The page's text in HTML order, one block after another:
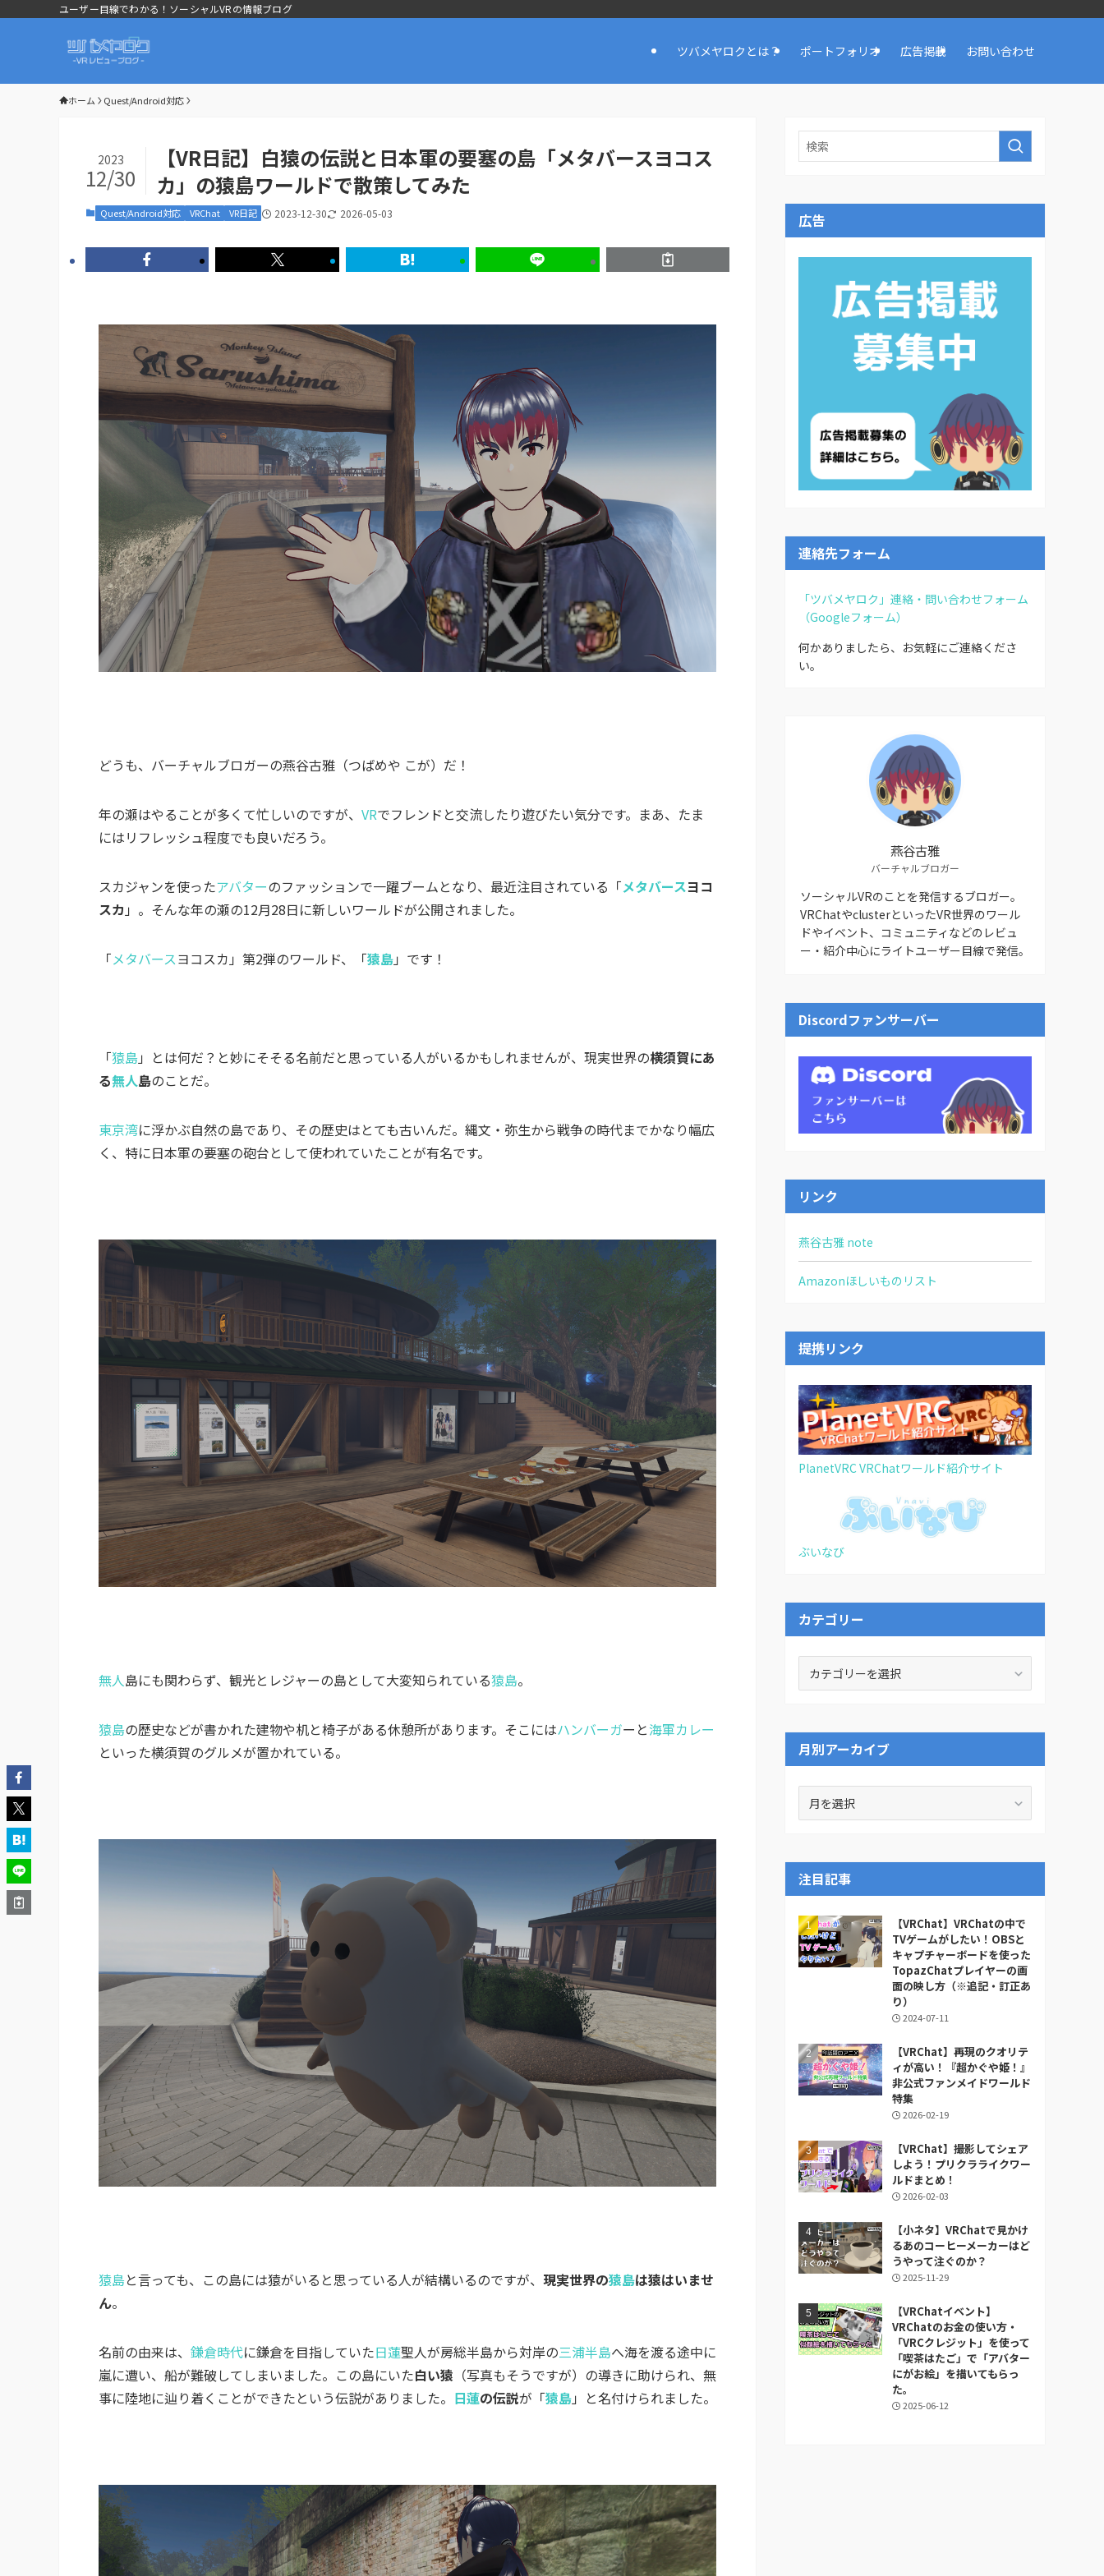
ユーザー目線でわかる！ソーシャルVRの情報ブログ
ツバメヤロクとは？ ポートフォリオ 広告掲載 お問い合わせ
ホーム Quest/Android対応
【VR日記】白猿の伝説と日本軍の要塞の島「メタバースヨコス
カ」の猿島ワールドで散策してみた
2023
12/30
Quest/Android対応 VRChat VR日記 2023-12-30 2026-05-03
どうも、バーチャルブロガーの燕谷古雅（つばめや こが）だ！
年の瀬はやることが多くて忙しいのですが、 VRでフレンドと交流したり遊びたい気分です。まあ、たま
にはリフレッシュ程度でも良いだろう。
スカジャンを使ったアバターのファッションで一躍ブームとなり、最近注目されている「メタバースヨコ
スカ 」。そんな年の瀬の12月28日に新しいワールドが公開されました。
「メタバースヨコスカ」第2弾のワールド、「猿島」です！
「猿島」とは何だ？と妙にそそる名前だと思っている人がいるかもしれませんが、現実世界の横須賀にあ
る無人島のことだ。
東京湾に浮かぶ自然の島であり、その歴史はとても古いんだ。縄文・弥生から戦争の時代までかなり幅広
く、特に日本軍の要塞の砲台として使われていたことが有名です。
無人島にも関わらず、観光とレジャーの島として大変知られている猿島。
猿島の歴史などが書かれた建物や机と椅子がある休憩所があります。そこにはハンバーガーと海軍カレー
といった横須賀のグルメが置かれている。
猿島と言っても、この島には猿がいると思っている人が結構いるのですが、 現実世界の猿島は猿はいませ
ん。
名前の由来は、 鎌倉時代に鎌倉を目指していた日蓮聖人が房総半島から対岸の三浦半島へ海を渡る途中に
嵐に遭い、船が難破してしまいました。この島にいた白い猿 （写真もそうですが）の導きに助けられ、無
事に陸地に辿り着くことができたという伝説がありました。 日蓮の伝説が「猿島」と名付けられました。
広告
連絡先フォーム
「ツバメヤロク」連絡・問い合わせフォーム
（Googleフォーム）
何かありましたら、お気軽にご連絡くださ
い。
燕谷古雅
バーチャルブロガー
ソーシャルVRのことを発信するブロガー。
VRChatやclusterといったVR世界のワール
ドやイベント、コミュニティなどのレビュ
ー・紹介中心にライトユーザー目線で発信。
Discordファンサーバー
リンク
燕谷古雅 note
Amazonほしいものリスト
提携リンク
PlanetVRC VRChatワールド紹介サイト
ぶいなび
カテゴリー
ー
月別アーカイブ
カ
イ
注目記事
【VRChat】VRChatの中で
TVゲームがしたい！OBSと
キャプチャーボードを使った
TopazChatプレイヤーの画
面の映し方（※追記・訂正あ
り）
2024-07-11
【VRChat】再現のクオリテ
ィが高い！『超かぐや姫！』
非公式ファンメイドワールド
特集
2026-02-19
【VRChat】撮影してシェア
しよう！プリクラライクワー
ルドまとめ！
2026-02-03
【小ネタ】VRChatで見かけ
るあのコーヒーメーカーはど
うやって注ぐのか？
2025-11-29
【VRChatイベント】
VRChatのお金の使い方・
「VRCクレジット」を使って
「喫茶はたご」で「アバター
にがお絵」を描いてもらっ
た。
2025-06-12